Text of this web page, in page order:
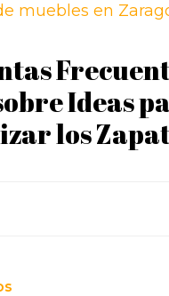
muebles en
Ideas
los